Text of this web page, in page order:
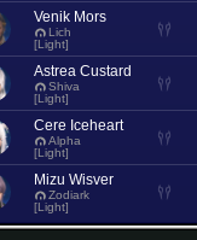
Venik Mors
Lich
[Light]
Astrea Custard
Shiva
[Light]
Cere Iceheart
Alpha
[Light]
Mizu Wisver
Zodiark
[Light]